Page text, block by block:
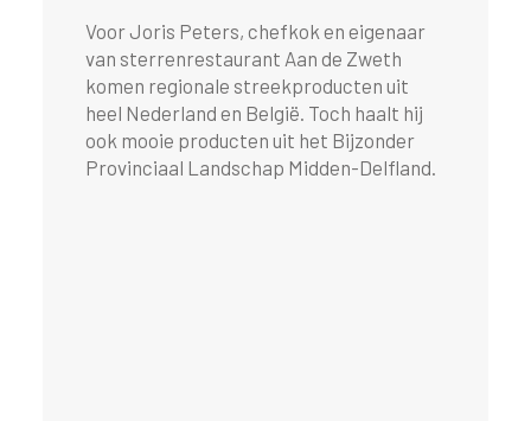
Voor Joris Peters, chefkok en eigenaar
van sterrenrestaurant Aan de Zweth
komen regionale streekproducten uit
heel Nederland en België. Toch haalt hij
ook mooie producten uit het Bijzonder
Provinciaal Landschap Midden-Delfland.